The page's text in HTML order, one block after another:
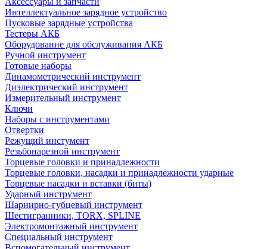
Интеллектуальное зарядное устройство
Пусковые зарядные устройства
Тестеры АКБ
Оборудование для обслуживания АКБ
Ручной инструмент
Готовые наборы
Динамометрический инструмент
Диэлектрический инструмент
Измерительный инструмент
Ключи
Наборы с инструментами
Отвертки
Режущий инстумент
Резьбонарезной инструмент
Торцевые головки и принадлежности
Торцевые головки, насадки и принадлежности ударные
Торцевые насадки и вставки (биты)
Ударный инструмент
Шарнирно-губцевый инструмент
Шестигранники, TORX, SPLINE
Электромонтажный инструмент
Специальный инструмент